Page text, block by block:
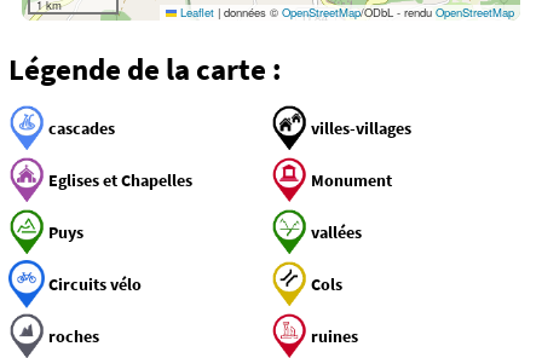
1 km Leaflet | données ©OpenStreetMap/ODbL - renduOpenStreetMap
Légende de la carte :
cascades villes-villages
Eglises et Chapelles Monument
Puys vallées
Circuits vélo Cols
roches ruines